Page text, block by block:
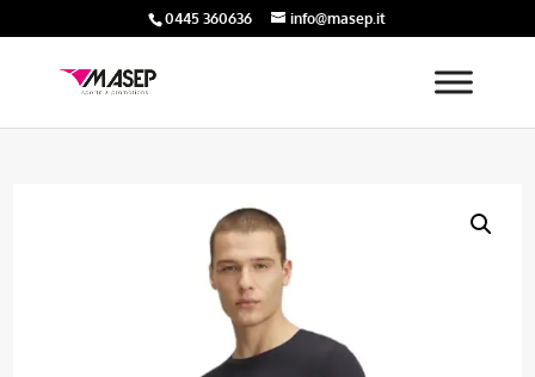
0445 360636 info@masep.it